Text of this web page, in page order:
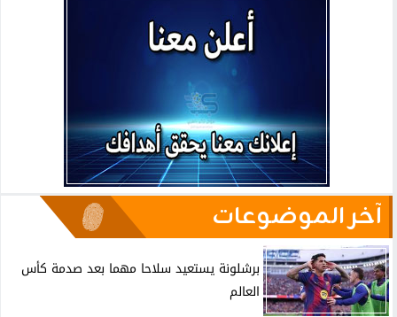
آخر الموضوعات
برشلونة يستعيد سلاحا مهما بعد صدمة كأس
العالم